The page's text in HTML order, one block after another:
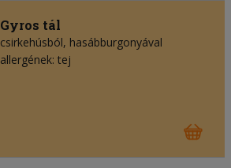
Gyros tál
csirkehúsból, hasábburgonyával
allergének: tej